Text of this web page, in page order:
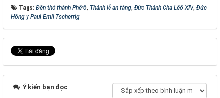
Tags: Đền thờ thánh Phêrô, Thánh lễ an táng, Đức Thánh Cha Lêô XIV, Đức
Hồng y Paul Emil Tscherrig
Ý kiến bạn đọc